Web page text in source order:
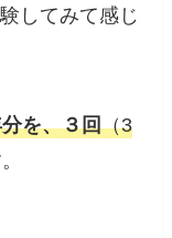
してみて感じ
を、３回（3